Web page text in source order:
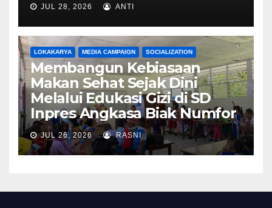
JUL 28, 2026 ANTI
LOKAKARYA MEDIA CAMPAIGN SOCIALIZATION
Membangun Kebiasaan
Makan Sehat Sejak Dini
Melalui Edukasi Gizi di SD
Inpres Angkasa Biak Numfor
JUL 26, 2026 RASNI